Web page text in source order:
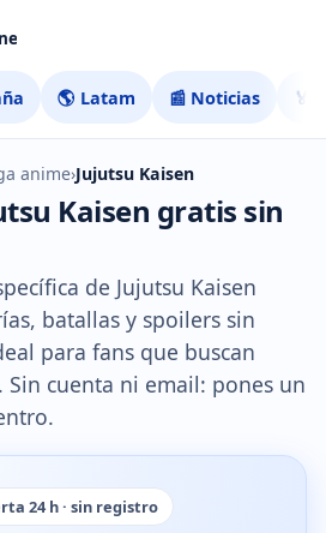
🌎 Latam 📰 Noticias 🏅
anime›Jujutsu Kaisen
Kaisen gratis sin
de Jujutsu Kaisen
batallas y spoilers sin
para fans que buscan
cuenta ni email: pones un
24 h · sin registro